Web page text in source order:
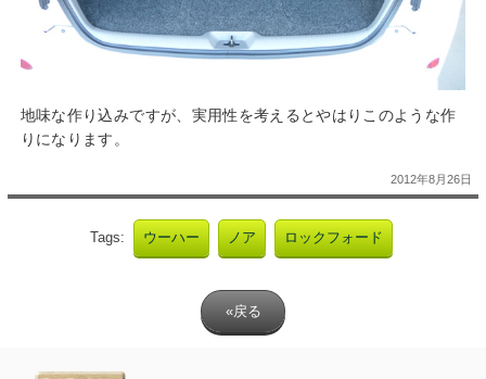
地味な作り込みですが、実用性を考えるとやはりこのような作
りになります。
2012年8月26日
Tags: ウーハー ノア ロックフォード
«戻る